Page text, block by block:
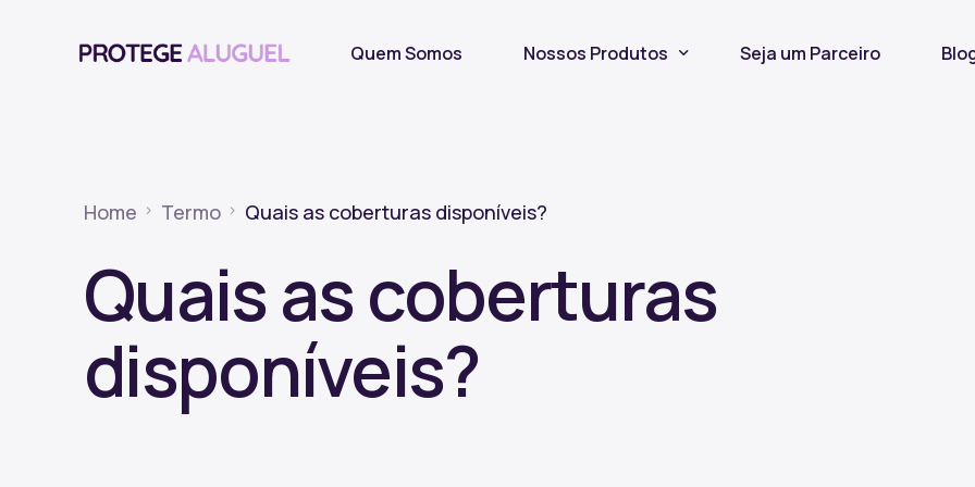
Quem Somos Nossos Produtos
Seguro Fiança Locatícia
Seja um Parceiro
Home Termo Quais as coberturas disponíveis?
Quais as coberturas
disponíveis?